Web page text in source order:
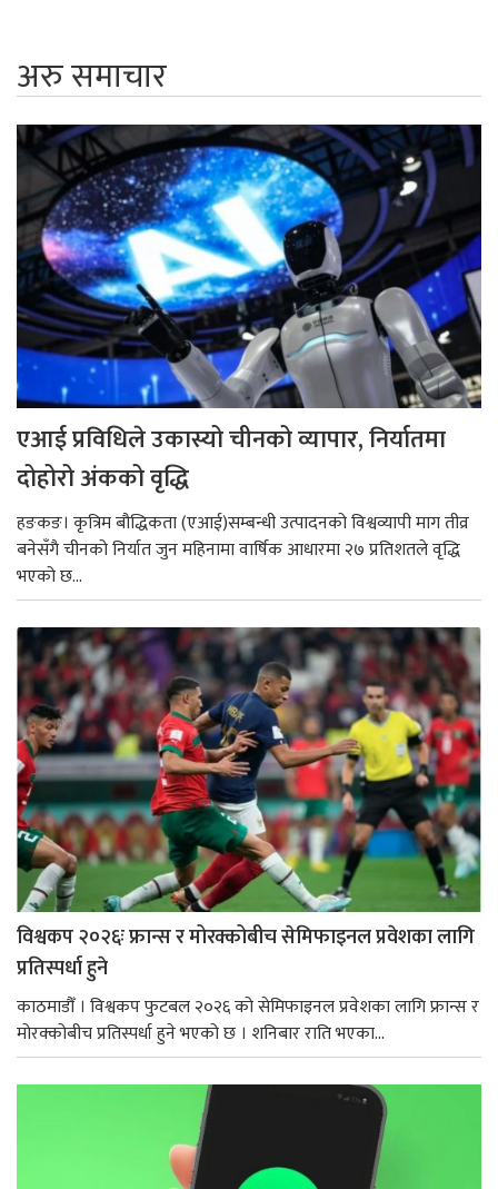
अरु समाचार
एआई प्रविधिले उकास्यो चीनको व्यापार, निर्यातमा
दोहोरो अंकको वृद्धि
हङकङ। कृत्रिम बौद्धिकता (एआई)सम्बन्धी उत्पादनको विश्वव्यापी माग तीव्र
बनेसँगै चीनको निर्यात जुन महिनामा वार्षिक आधारमा २७ प्रतिशतले वृद्धि
भएको छ...
विश्वकप २०२६ः फ्रान्स र मोरक्कोबीच सेमिफाइनल प्रवेशका लागि
प्रतिस्पर्धा हुने
काठमाडौँ । विश्वकप फुटबल २०२६ को सेमिफाइनल प्रवेशका लागि फ्रान्स र
मोरक्कोबीच प्रतिस्पर्धा हुने भएको छ । शनिबार राति भएका...